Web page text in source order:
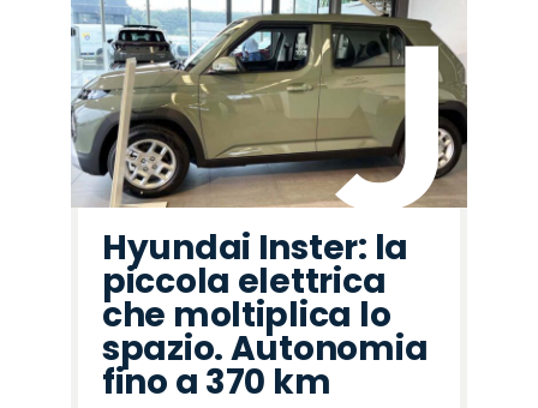
Hyundai Inster: la
piccola elettrica
che moltiplica lo
spazio. Autonomia
fino a 370 km